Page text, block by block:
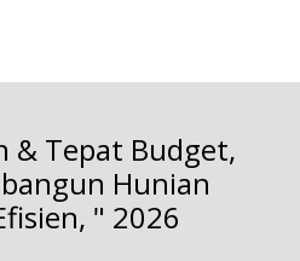
& Tepat Budget,
Hunian
" 2026